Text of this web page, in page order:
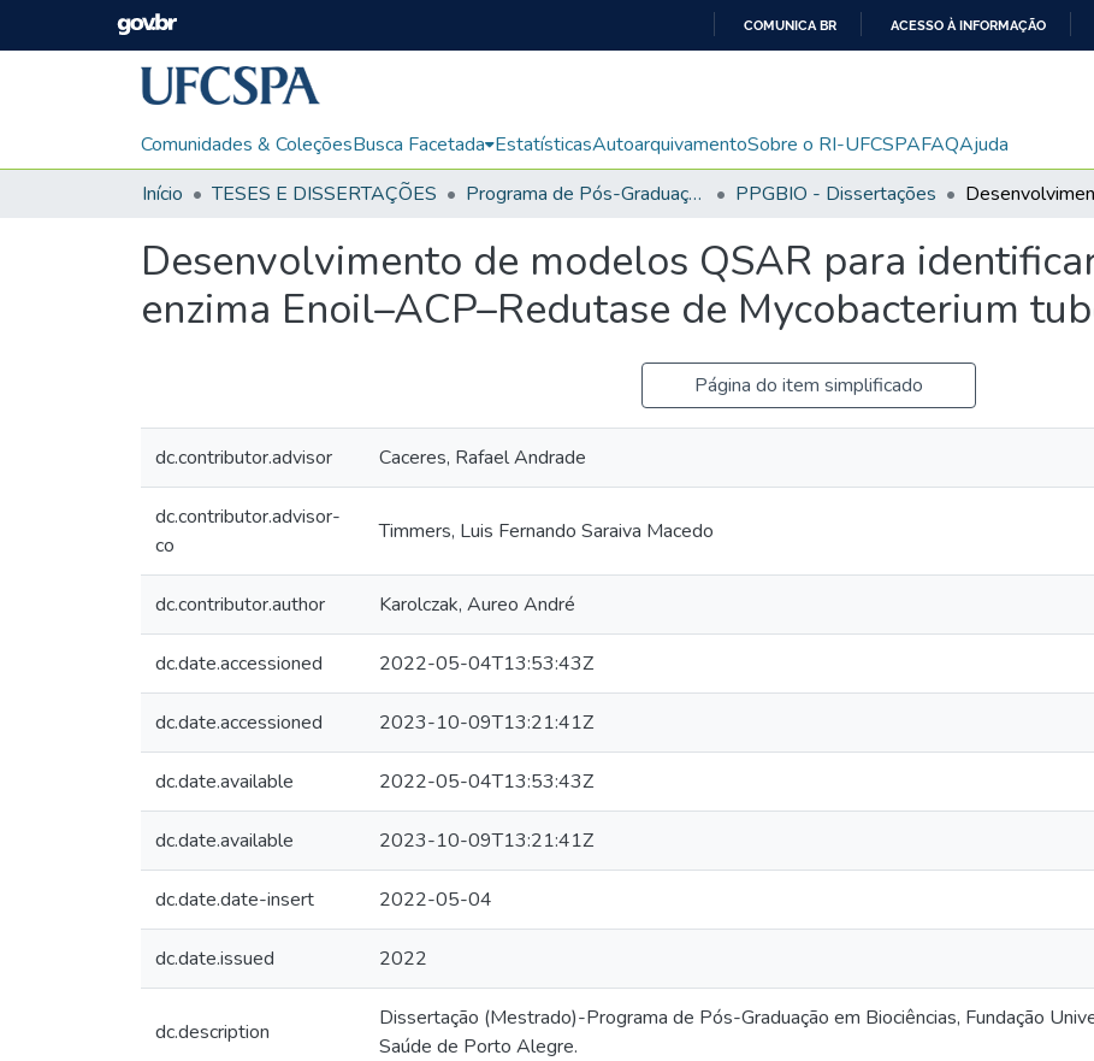
CONTEÚDO
COMUNICA BR ACESSO À INFORMAÇÃO
Comunidades & ColeçõesBusca Facetada EstatísticasAutoarquivamentoSobre o RI-UFCSPAFAQAjuda
Início
TESES E DISSERTAÇÕES Programa de Pós-Graduação em Biociências PPGBIO - Dissertações
Desenvolvimento de modelos QSAR para
enzima Enoil–ACP–Redutase de Mycobacterium
Página do item simplificado
dc.contributor.advisor Caceres, Rafael Andrade
dc.contributor.advisor-
co
Timmers, Luis Fernando Saraiva Macedo
dc.contributor.author Karolczak, Aureo André
dc.date.accessioned 2022-05-04T13:53:43Z
dc.date.accessioned 2023-10-09T13:21:41Z
dc.date.available 2022-05-04T13:53:43Z
dc.date.available 2023-10-09T13:21:41Z
dc.date.date-insert 2022-05-04
dc.date.issued 2022
dc.description
Dissertação (Mestrado)-Programa de Pós-Graduação em Biociências, Fundação
Saúde de Porto Alegre.